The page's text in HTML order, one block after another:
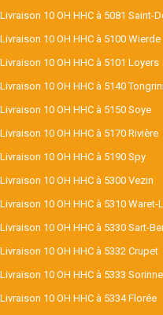
Livraison 10 OH HHC à 5081 Saint-
Livraison 10 OH HHC à 5100 Wierde
Livraison 10 OH HHC à 5101 Loyers
Livraison 10 OH HHC à 5140
Livraison 10 OH HHC à 5150 Soye
Livraison 10 OH HHC à 5170 Rivière
Livraison 10 OH HHC à 5190 Spy
Livraison 10 OH HHC à 5300 Vezin
Livraison 10 OH HHC à 5310 Waret-
Livraison 10 OH HHC à 5330 Sart-
Livraison 10 OH HHC à 5332 Crupet
Livraison 10 OH HHC à 5333
Livraison 10 OH HHC à 5334 Florée